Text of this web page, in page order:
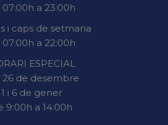
07:00h a 23:00h
i caps de setmana
07:00h a 22:00h
ESPECIAL
26 de desembre
1 i 6 de gener
9:00h a 14:00h